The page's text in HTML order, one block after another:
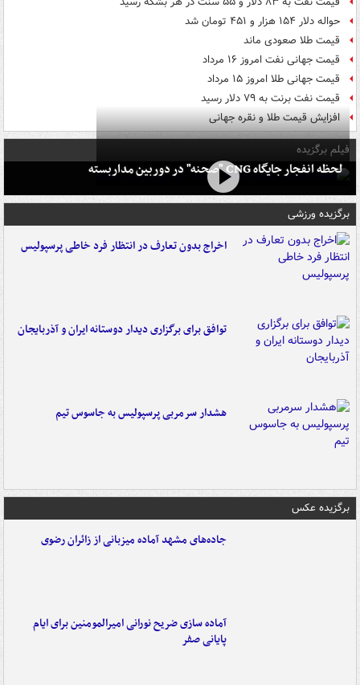
حواله دلار ۱۵۴ هزار و ۴۵۱ تومان شد
قیمت طلا صعودی ماند
قیمت جهانی نفت امروز ۱۶ مرداد
قیمت جهانی طلا امروز ۱۵ مرداد
قیمت نفت برنت به ۷۹ دلار رسید
افزایش قیمت طلا و نقره جهانی
فیلم برگزیده
لحظه انفجار جایگاه CNG "صحنه" در دوربین مداربسته
برگزیده ورزشی
اخراج بدون تعارف در انتظار فرد خاطی پرسپولیس
توافق برای برگزاری دیدار دوستانه ایران و آذربایجان
هشدار سرمربی پرسپولیس به جاسوس تیم
برگزیده عکس
جاده‌های مشهد آماده میزبانی از زائران رضوی
آماده سازی ضریح نورانی امیرالمومنین برای ایام
پایانی صفر